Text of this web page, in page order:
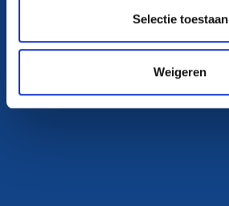
Selectie toestaan
Weigeren